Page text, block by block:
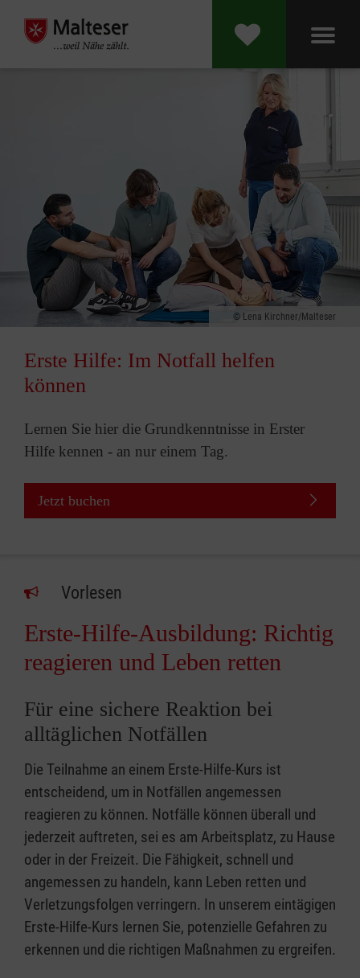
Lena Kirchner/Malteser
Erste Hilfe: Im Notfall helfen
können
Lernen Sie hier die Grundkenntnisse in Erster
Hilfe kennen - an nur einem Tag.
Jetzt buchen
Vorlesen
Erste-Hilfe-Ausbildung: Richtig
reagieren und Leben retten
Für eine sichere Reaktion bei
alltäglichen Notfällen
Die Teilnahme an einem Erste-Hilfe-Kurs ist
entscheidend, um in Notfällen angemessen
reagieren zu können. Notfälle können überall und
jederzeit auftreten, sei es am Arbeitsplatz, zu Hause
oder in der Freizeit. Die Fähigkeit, schnell und
angemessen zu handeln, kann Leben retten und
Verletzungsfolgen verringern. In unserem eintägigen
Erste-Hilfe-Kurs lernen Sie, potenzielle Gefahren zu
erkennen und die richtigen Maßnahmen zu ergreifen.